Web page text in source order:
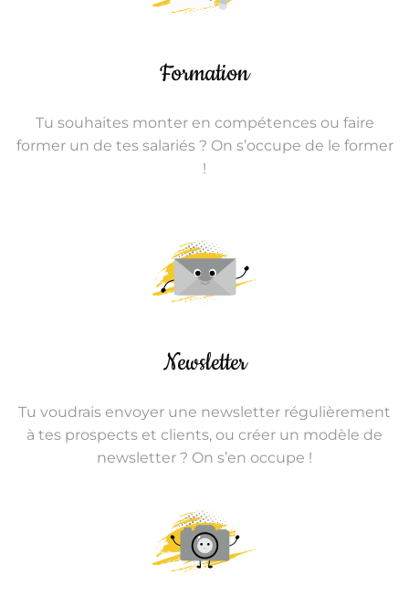
Formation
Tu souhaites monter en compétences ou faire
former un de tes salariés ? On s’occupe de le former
!
Newsletter
Tu voudrais envoyer une newsletter régulièrement
à tes prospects et clients, ou créer un modèle de
newsletter ? On s’en occupe !